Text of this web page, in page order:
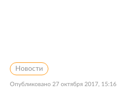
Новости
Опубликовано 27 октября 2017, 15:16